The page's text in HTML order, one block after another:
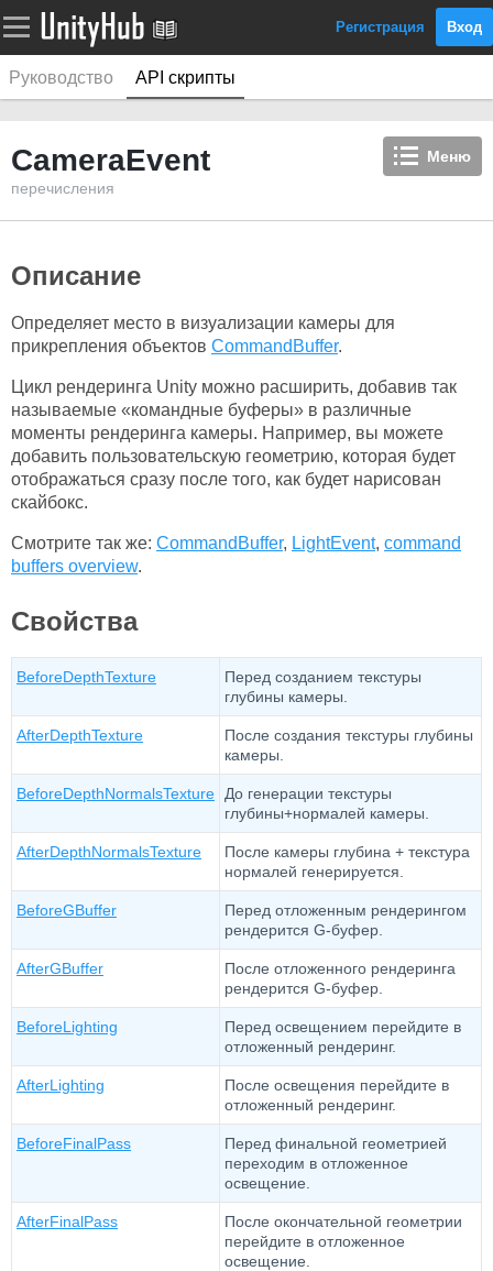
Регистрация Вход
Руководство API скрипты
Меню
CameraEvent
перечисления
Описание
Определяет место в визуализации камеры для
прикрепления объектов CommandBuffer.
Цикл рендеринга Unity можно расширить, добавив так
называемые «командные буферы» в различные
моменты рендеринга камеры. Например, вы можете
добавить пользовательскую геометрию, которая будет
отображаться сразу после того, как будет нарисован
скайбокс.
Смотрите так же: CommandBuffer, LightEvent, command
buffers overview.
Свойства
BeforeDepthTexture
Перед созданием текстуры
глубины камеры.
AfterDepthTexture
После создания текстуры глубины
камеры.
BeforeDepthNormalsTexture
До генерации текстуры
глубины+нормалей камеры.
AfterDepthNormalsTexture
После камеры глубина + текстура
нормалей генерируется.
BeforeGBuffer
Перед отложенным рендерингом
рендерится G-буфер.
AfterGBuffer
После отложенного рендеринга
рендерится G-буфер.
BeforeLighting
Перед освещением перейдите в
отложенный рендеринг.
AfterLighting
После освещения перейдите в
отложенный рендеринг.
BeforeFinalPass
Перед финальной геометрией
переходим в отложенное
освещение.
AfterFinalPass
После окончательной геометрии
перейдите в отложенное
освещение.